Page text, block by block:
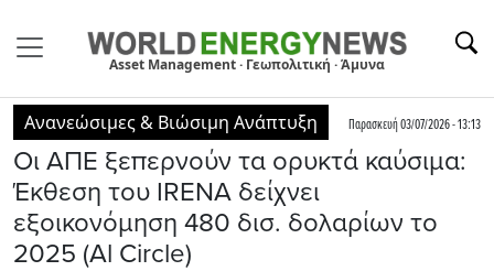
Asset Management · Γεωπολιτική · Άμυνα
Ανανεώσιμες & Βιώσιμη Ανάπτυξη Παρασκευή 03/07/2026 - 13:13
Οι ΑΠΕ ξεπερνούν τα ορυκτά καύσιμα:
Έκθεση του IRENA δείχνει
εξοικονόμηση 480 δισ. δολαρίων το
2025 (Al Circle)